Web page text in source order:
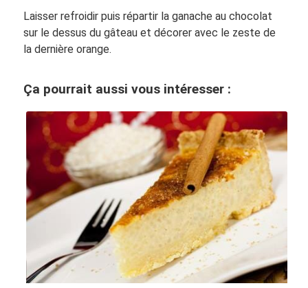
Laisser refroidir puis répartir la ganache au chocolat
sur le dessus du gâteau et décorer avec le zeste de
la dernière orange.
Ça pourrait aussi vous intéresser :